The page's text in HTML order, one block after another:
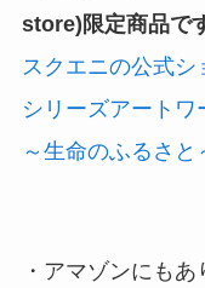
store)限定商品で
スクエニの公式
シリーズアート
～生命のふるさと
・アマゾンにも